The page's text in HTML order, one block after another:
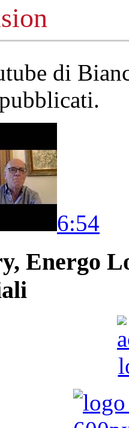
di
6:54
Energo